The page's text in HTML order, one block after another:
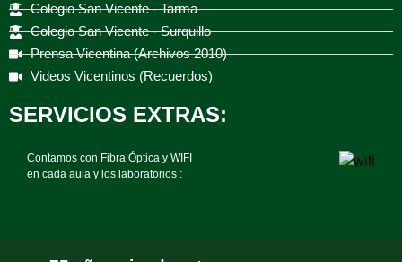
Colegio San Vicente - Tarma
Colegio San Vicente - Surquillo
Prensa Vicentina (Archivos 2010)
Videos Vicentinos (Recuerdos)
SERVICIOS EXTRAS:
Contamos con Fibra Óptica y WIFI
en cada aula y los laboratorios :